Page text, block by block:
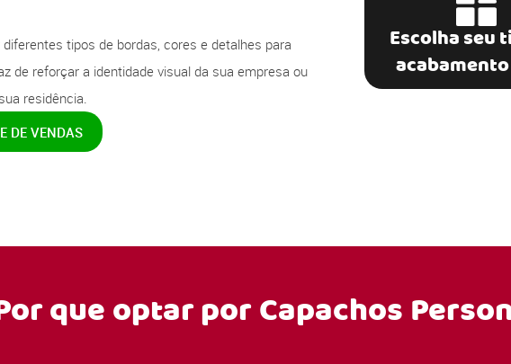
tipos de bordas, cores e detalhes para
de reforçar a identidade visual da sua empresa ou
residência.
DE VENDAS
Escolha seu
que optar porCapachos